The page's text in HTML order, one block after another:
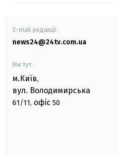
E-mail редакції
news24@24tv.com.ua
Ми тут:
м.Київ,
вул. Володимирська
61/11, офіс 50